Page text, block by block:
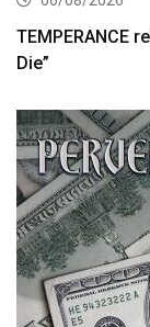
TEMPERANCE
Die”